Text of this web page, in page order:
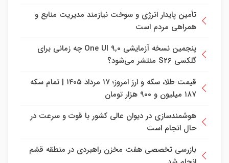
تأمین پایدار انرژی و سوخت نیازمند مدیریت منابع و
همراهی مردم است
پنجمین نسخه آزمایشی One UI ۹,۰ چه زمانی برای
گلکسی S۲۶ منتشر می‌شود؟
قیمت طلا، سکه و ارز امروز؛ ۱۷ مرداد ۱۴۰۵ | تمام سکه
۱۸۷ میلیون و ۹۰۰ هزار تومان
هوشمندسازی در دیوان عالی کشور با قوت و سرعت در
حال انجام است
بازرسی تخصصی هفت مخزن راهبردی در منطقه قشم